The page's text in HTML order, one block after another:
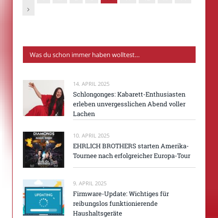
Nachfolger
Was du schon immer haben wolltest…
14. APRIL 2025
Schlongonges: Kabarett-Enthusiasten
erleben unvergesslichen Abend voller
Lachen
10. APRIL 2025
EHRLICH BROTHERS starten Amerika-
Tournee nach erfolgreicher Europa-Tour
9. APRIL 2025
Firmware-Update: Wichtiges für
reibungslos funktionierende
Haushaltsgeräte